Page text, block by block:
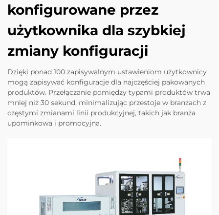
konfigurowane przez
użytkownika dla szybkiej
zmiany konfiguracji
Dzięki ponad 100 zapisywalnym ustawieniom użytkownicy
mogą zapisywać konfiguracje dla najczęściej pakowanych
produktów. Przełączanie pomiędzy typami produktów trwa
mniej niż 30 sekund, minimalizując przestoje w branżach z
częstymi zmianami linii produkcyjnej, takich jak branża
upominkowa i promocyjna.​